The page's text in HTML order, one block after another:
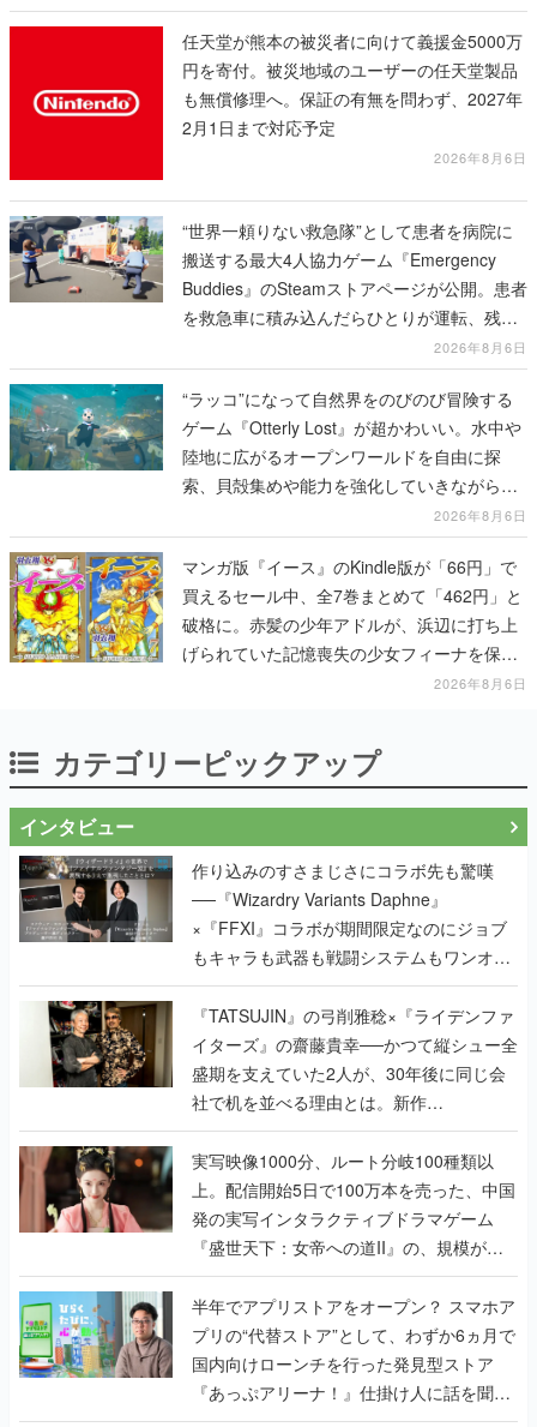
任天堂が熊本の被災者に向けて義援金5000万
円を寄付。被災地域のユーザーの任天堂製品
も無償修理へ。保証の有無を問わず、2027年
2月1日まで対応予定
2026年8月6日
“世界一頼りない救急隊”として患者を病院に
搬送する最大4人協力ゲーム『Emergency
Buddies』のSteamストアページが公開。患者
を救急車に積み込んだらひとりが運転、残り
2026年8月6日
“ラッコ”になって自然界をのびのび冒険する
ゲーム『Otterly Lost』が超かわいい。水中や
陸地に広がるオープンワールドを自由に探
索、貝殻集めや能力を強化していきながら、
2026年8月6日
マンガ版『イース』のKindle版が「66円」で
買えるセール中、全7巻まとめて「462円」と
破格に。赤髪の少年アドルが、浜辺に打ち上
げられていた記憶喪失の少女フィーナを保護
2026年8月6日
カテゴリーピックアップ
インタビュー
作り込みのすさまじさにコラボ先も驚嘆
──『Wizardry Variants Daphne』
×『FFXI』コラボが期間限定なのにジョブ
もキャラも武器も戦闘システムもワンオフ
で作り込まれた理由を両ディレクターに聞
く
『TATSUJIN』の弓削雅稔×『ライデンファ
イターズ』の齋藤貴幸──かつて縦シュー全
盛期を支えていた2人が、30年後に同じ会
社で机を並べる理由とは。新作
『TATSUJIN EXTREME』で初タッグを組
んだレジェンド2人に訊く開発秘話
実写映像1000分、ルート分岐100種類以
上。配信開始5日で100万本を売った、中国
発の実写インタラクティブドラマゲーム
『盛世天下：女帝への道II』の、規模が違
うこだわりをプロデューサーに聞いた
半年でアプリストアをオープン？ スマホア
プリの“代替ストア”として、わずか6ヵ月で
国内向けローンチを行った発見型ストア
『あっぷアリーナ！』仕掛け人に話を聞い
てみた